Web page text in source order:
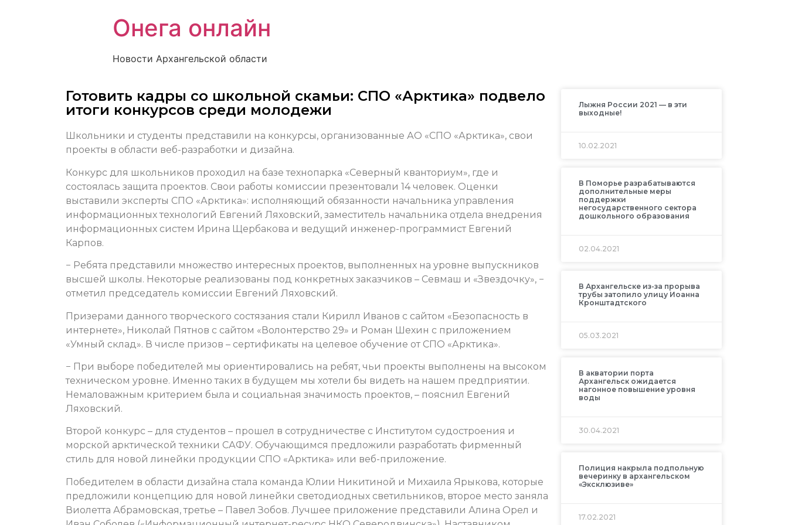
Онега онлайн
Новости Архангельской области
Готовить кадры со школьной скамьи: СПО «Арктика» подвело
итоги конкурсов среди молодежи
Школьники и студенты представили на конкурсы, организованные АО «СПО «Арктика», свои
проекты в области веб-разработки и дизайна.
Конкурс для школьников проходил на базе технопарка «Северный кванториум», где и
состоялась защита проектов. Свои работы комиссии презентовали 14 человек. Оценки
выставили эксперты СПО «Арктика»: исполняющий обязанности начальника управления
информационных технологий Евгений Ляховский, заместитель начальника отдела внедрения
информационных систем Ирина Щербакова и ведущий инженер-программист Евгений
Карпов.
− Ребята представили множество интересных проектов, выполненных на уровне выпускников
высшей школы. Некоторые реализованы под конкретных заказчиков – Севмаш и «Звездочку», −
отметил председатель комиссии Евгений Ляховский.
Призерами данного творческого состязания стали Кирилл Иванов с сайтом «Безопасность в
интернете», Николай Пятнов с сайтом «Волонтерство 29» и Роман Шехин с приложением
«Умный склад». В числе призов – сертификаты на целевое обучение от СПО «Арктика».
− При выборе победителей мы ориентировались на ребят, чьи проекты выполнены на высоком
техническом уровне. Именно таких в будущем мы хотели бы видеть на нашем предприятии.
Немаловажным критерием была и социальная значимость проектов, – пояснил Евгений
Ляховский.
Второй конкурс – для студентов – прошел в сотрудничестве с Институтом судостроения и
морской арктической техники САФУ. Обучающимся предложили разработать фирменный
стиль для новой линейки продукции СПО «Арктика» или веб-приложение.
Победителем в области дизайна стала команда Юлии Никитиной и Михаила Ярыкова, которые
предложили концепцию для новой линейки светодиодных светильников, второе место заняла
Виолетта Абрамовская, третье – Павел Зобов. Лучшее приложение представили Алина Орел и
Лыжня России 2021 — в эти
выходные!
10.02.2021
В Поморье разрабатываются
дополнительные меры
поддержки
негосударственного сектора
дошкольного образования
02.04.2021
В Архангельске из-за прорыва
трубы затопило улицу Иоанна
Кронштадтского
05.03.2021
В акватории порта
Архангельск ожидается
нагонное повышение уровня
воды
30.04.2021
Полиция накрыла подпольную
вечеринку в архангельском
«Эксклюзиве»
17.02.2021